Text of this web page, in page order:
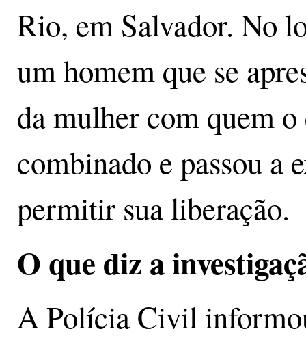
Rio, em Salvador. No
um homem que se
da mulher com quem
combinado e passou a
permitir sua liberação.
O que diz a
A Polícia Civil